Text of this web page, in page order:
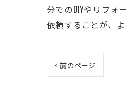
分でのDIYやリフォ
依頼することが、
< 前のページ